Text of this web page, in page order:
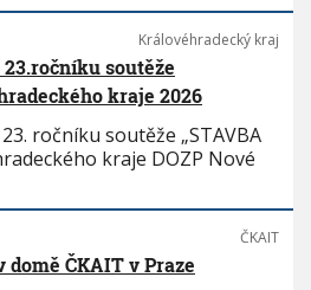
Královéhradecký kraj
soutěže
kraje 2026
ročníku soutěže „STAVBA
kraje DOZP Nové
ČKAIT
ČKAIT v Praze